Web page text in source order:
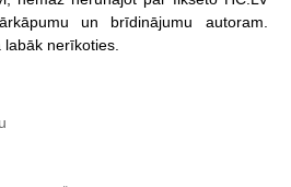
un brīdinājumu
autoram.
labāk nerīkoties.